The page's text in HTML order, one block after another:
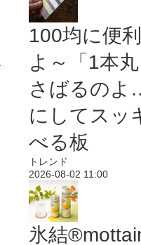
100均に便
よ～「1本
さばるのよ
にしてスッ
べる板
トレンド
2026-08-02 11:00
氷結